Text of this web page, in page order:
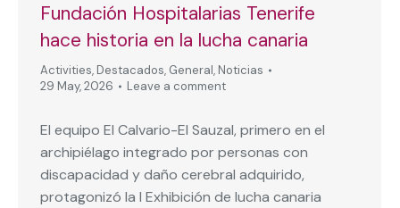
Fundación Hospitalarias Tenerife
hace historia en la lucha canaria
Activities, Destacados, General, Noticias
29 May, 2026
Leave a comment
El equipo El Calvario-El Sauzal, primero en el
archipiélago integrado por personas con
discapacidad y daño cerebral adquirido,
protagonizó la I Exhibición de lucha canaria